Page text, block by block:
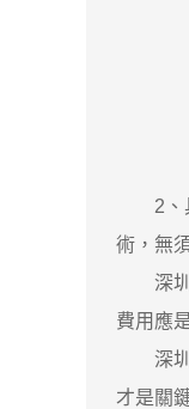
2、具
術，無
深圳
費用應
深圳
才是關